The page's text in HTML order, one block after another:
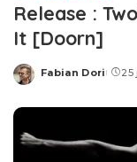
Release :
It [Doorn]
Posted
Fabian Dori 25